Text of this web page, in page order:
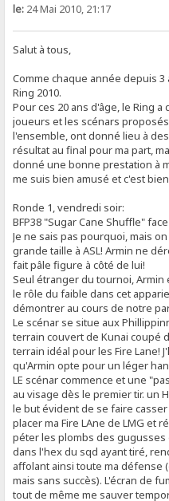
le: 24 Mai 2010, 21:17
Salut à tous,
Comme chaque année depuis
Ring 2010.
Pour ces 20 ans d'âge, le Ring
joueurs et les scénars
l'ensemble, ont donné lieu à
résultat au final pour ma part,
donné une bonne prestation à
me suis bien amusé et c'est
Ronde 1, vendredi soir:
BFP38 "Sugar Cane Shuffle"
Je ne sais pas pourquoi, mais
grande taille à ASL! Armin ne
fait pâle figure à côté de lui!
Seul étranger du tournoi,
le rôle du faible dans cet
démontrer au cours de notre
Le scénar se situe aux
terrain couvert de Kunai coupé
terrain idéal pour les Fire Lane!
qu'Armin opte pour un léger
LE scénar commence et une
au visage dès le premier tir. un
le but évident de se faire
placer ma Fire LAne de LMG et
péter les plombs des
dans l'hex du sqd ayant tiré,
affolant ainsi toute ma défense
mais sans succès). L'écran de
tout de même me sauver